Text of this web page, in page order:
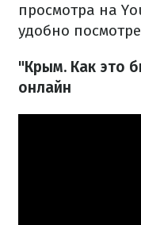
просмотра на
удобно
"Крым. Как это
онлайн